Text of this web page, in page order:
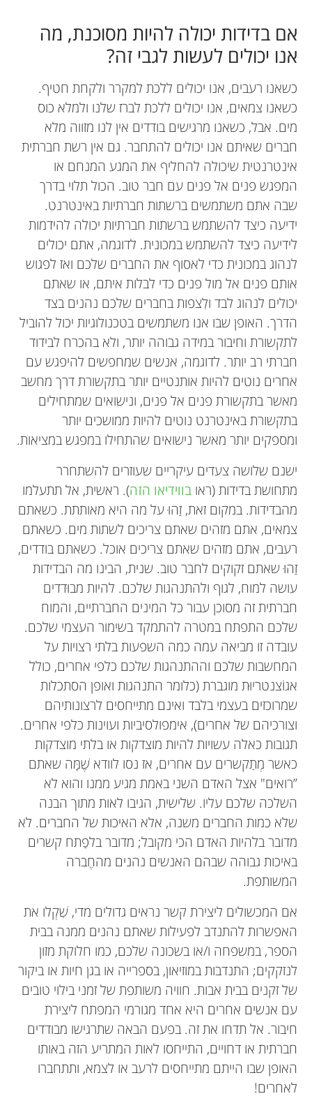
אם בדידות יכולה להיות מסוכנת, מה
אנו יכולים לעשות לגבי זה?
כשאנו רעבים, אנו יכולים ללכת למקרר ולקחת חטיף.
כשאנו צמאים, אנו יכולים ללכת לברז שלנו ולמלא כוס
מים. אבל, כשאנו מרגישים בודדים אין לנו מזווה מלא
חברים שאיתם אנו יכולים להתחבר. גם אין רשת חברתית
אינטרנטית שיכולה להחליף את המגע המנחם או
המפגש פנים אל פנים עם חבר טוב. הכול תלוי בדרך
שבה אתם משתמשים ברשתות חברתיות באינטרנט.
ידיעה כיצד להשתמש ברשתות חברתיות יכולה להידמות
לידיעה כיצד להשתמש במכונית. לדוגמה, אתם יכולים
לנהוג במכונית כדי לאסוף את החברים שלכם ואז לפגוש
אותם פנים אל מול פנים כדי לבלות איתם, או שאתם
יכולים לנהוג לבד ולִצפות בחברים שלכם נהנים בצד
הדרך. האופן שבו אנו משתמשים בטכנולוגיות יכול להוביל
לתקשורת וחיבור במידה גבוהה יותר, ולא בהכרח לבידוד
חברתי רב יותר. לדוגמה, אנשים שמחפשים להיפגש עם
אחרים נוטים להיות אותנטיים יותר בתקשורת דרך מחשב
מאשר בתקשורת פנים אל פנים, ונישואים שמתחילים
בתקשורת באינטרנט נוטים להיות ממושכים יותר
ומספקים יותר מאשר נישואים שהתחילו במפגש במציאות.
ישנם שלושה צעדים עיקריים שעוזרים להשתחרר
מתחושת בדידות (ראו בווידיאו הזה). ראשית, אל תתעלמו
מהבדידות. במקום זאת, זַהוּ על מה היא מאותתת. כשאתם
צמאים, אתם מזהים שאתם צריכים לשתות מים. כשאתם
רעבים, אתם מזהים שאתם צריכים אוכל. כשאתם בודדים,
זַהוּ שאתם זקוקים לחבר טוב. שנית, הבינו מה הבדידות
עושה למוח, לגוף ולהתנהגות שלכם. להיות מבוּדדים
חברתית זה מסוכן עבור כל המינים החברתיים, והמוח
שלכם התפתח במטרה להתמקד בשימור העצמי שלכם.
עובדה זו מביאה עמה כמה השפעות בלתי רצויות על
המחשבות שלכם וההתנהגות שלכם כלפי אחרים, כולל
אגוֹצנטריוּת מוגברת (כלומר התנהגות ואופן הסתכלות
שמרוכזים בעצמי בלבד ואינם מתייחסים לרצונותיהם
וצורכיהם של אחרים), אימפולסיביות ועוינות כלפי אחרים.
תגובות כאלה עשויות להיות מוצדקות או בלתי מוצדקות
כאשר מְתַקשרים עם אחרים, אז נסו לוודא שֶׁמָּה שאתם
”רואים" אצל האדם השני באמת מגיע ממנו והוא לא
השלכה שלכם עליו. שלישית, הגיבו לאות מתוך הבנה
שלא כמות החברים משנה, אלא האיכות של החברים. לא
מדובר בלהיות האדם הכי מקובל; מדובר בלפַתח קשרים
באיכות גבוהה שבהם האנשים נהנים מהחֶברה
המשותפת.
אם המכשולים ליצירת קשר נראים גדולים מדי, שִׁקְלו את
האפשרות להתנדב לפעילות שאתם נהנים ממנה בבית
הספר, במשפחה ו/או בשכונה שלכם, כמו חלוקת מזון
לנזקקים; התנדבות במוזיאון, בספרייה או בגן חיות או ביקור
של זקנים בבית אבות. חוויה משותפת של זמני בילוי טובים
עם אנשים אחרים היא אחד מגורמי המפתח ליצירת
חיבור. אל תדחו את זה. בפעם הבאה שתרגישו מבודדים
חברתית או דחויים, התייחסו לאות המתריע הזה באותו
האופן שבו הייתם מתייחסים לרעב או לצמא, ותתחברו
לאחרים!